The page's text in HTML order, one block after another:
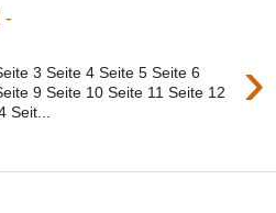
-
›
3 Seite 4 Seite 5 Seite 6
9 Seite 10 Seite 11 Seite 12
Seit...